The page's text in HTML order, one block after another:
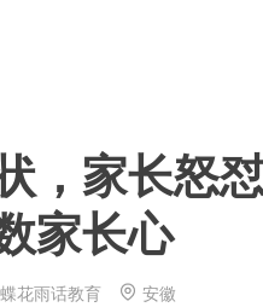
，家长怒
家长心
花雨话教育 安徽